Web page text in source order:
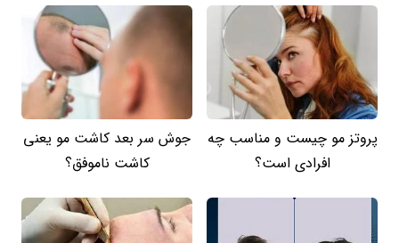
پروتز مو چیست و مناسب چه
افرادی است؟
جوش سر بعد کاشت مو یعنی
کاشت ناموفق؟